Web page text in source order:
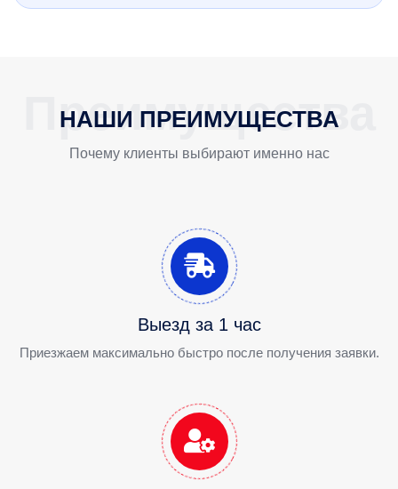
НАШИ ПРЕИМУЩЕСТВА
Почему клиенты выбирают именно нас
Выезд за 1 час
Приезжаем максимально быстро после получения заявки.